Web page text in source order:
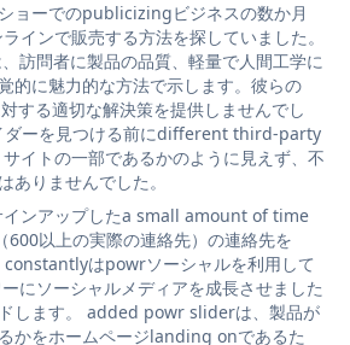
ョーでのpublicizingビジネスの数か月
インで販売する方法を探していました。
問者に製品の品質、軽量で人間工学に
的に魅力的な方法で示します。彼らの
する適切な解決策を提供しませんでし
ダーを見つける前にdifferent third-party
イトの一部であるかのように見えず、不
ありませんでした。
インアップしたa small amount of time
600以上の実際の連絡先）の連絡先を
はpowrソーシャルを利用して
にソーシャルメディアを成長させました
します。 added powr sliderは、製品が
かをホームページlanding onであるた